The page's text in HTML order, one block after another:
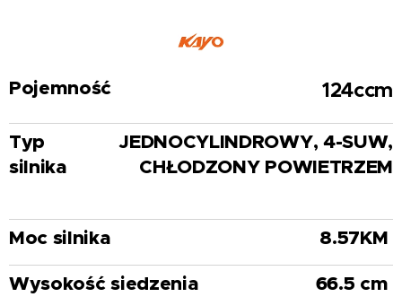
Pojemność 124ccm
Typ
silnika
JEDNOCYLINDROWY, 4-SUW,
CHŁODZONY POWIETRZEM
Moc silnika
8.57KM
Wysokość siedzenia
66.5 cm